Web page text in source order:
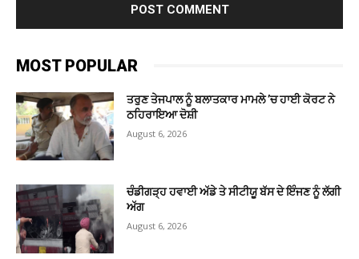
MOST POPULAR
ਤਰੁਣ ਤੇਜਪਾਲ ਨੂੰ ਬਲਾਤਕਾਰ ਮਾਮਲੇ ’ਚ ਹਾਈ ਕੋਰਟ ਨੇ
ਠਹਿਰਾਇਆ ਦੋਸ਼ੀ
August 6, 2026
ਚੰਡੀਗੜ੍ਹ ਹਵਾਈ ਅੱਡੇ ਤੇ ਸੀਟੀਯੂ ਬੱਸ ਦੇ ਇੰਜਣ ਨੂੰ ਲੱਗੀ
ਅੱਗ
August 6, 2026